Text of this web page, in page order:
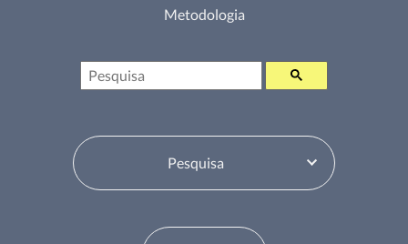
Metodologia
Pesquisa
Selecione o Tabela de Conteúdos